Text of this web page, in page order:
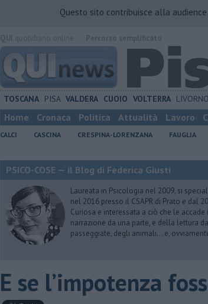
Questo sito contribuisce alla audience
TOSCANA PISA VALDERA CUOIO VOLTERRA LIVORNO
Home Cronaca Politica Attualità Lavoro
CALCI CASCINA CRESPINA-LORENZANA FAUGLIA
PSICO-COSE — il Blog di Federica Giusti
Laureata in Psicologia nel 2009, si
nel 2016 presso il CSAPR di Prato e dal
Curiosa e interessata a ciò che le
narrazione da una parte, e della lettura
passeggiate, degli animali… e,
​E se l’impotenza